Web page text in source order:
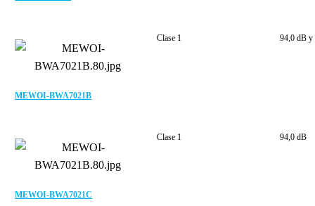
MEWOI-BWA7021B
Clase 1 94,0 dB y
MEWOI-BWA7021C
Clase 1 94,0 dB